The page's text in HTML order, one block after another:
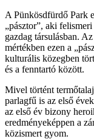
A Pünkösdfürdő Park
„pásztor”, aki
gazdag társulásban.
mértékben ezen a
kulturális közegben
és a fenntartó között.
Mivel történt
parlagfű is az első
az első év bizony
eredményeképpen a
közismert gyom.